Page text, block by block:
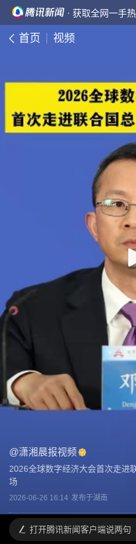
· 获取全网一手
首页 视频
@潇湘晨报视频
2026全球数字经济大会首次走进
场
2026-06-26 16:14 发布于湖南
打开腾讯新闻客户端说两句